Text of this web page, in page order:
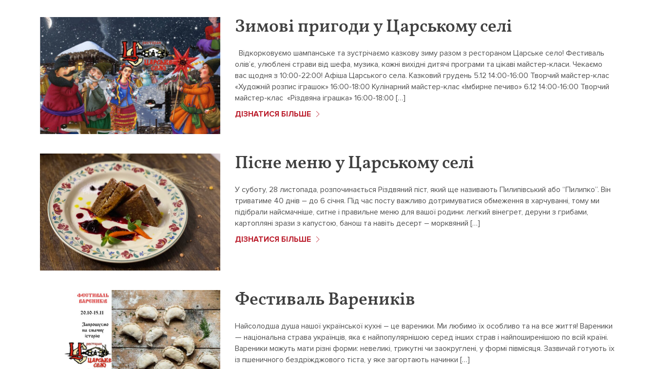
Зимові пригоди у Царському селі
Відкорковуємо шампанське та зустрічаємо казкову зиму разом з рестораном Царське село! Фестиваль
олів’є, улюблені страви від шефа, музика, кожні вихідні дитячі програми та цікаві майстер-класи. Чекаємо
вас щодня з 10:00-22:00! Афіша Царського села. Казковий грудень 5.12 14:00-16:00 Творчий майстер-клас
«Художній розпис іграшок» 16:00-18:00 Кулінарний майстер-клас «Імбирне печиво» 6.12 14:00-16:00 Творчий
майстер-клас «Різдвяна іграшка» 16:00-18:00 […]
ДІЗНАТИСЯ БІЛЬШЕ
Пісне меню у Царському селі
У суботу, 28 листопада, розпочинається Різдвяний піст, який ще називають Пилипівський або “Пилипко”. Він
триватиме 40 днів – до 6 січня. Під час посту важливо дотримуватися обмеження в харчуванні, тому ми
підібрали найсмачніше, ситне і правильне меню для вашої родини: легкий вінегрет, деруни з грибами,
картопляні зрази з капустою, банош та навіть десерт – морквяний […]
ДІЗНАТИСЯ БІЛЬШЕ
Фестиваль Вареників
Найсолодша душа нашої української кухні – це вареники. Ми любимо їх особливо та на все життя! Вареники
— національна страва українців, яка є найпопулярнішою серед інших страв і найпоширенішою по всій країні.
Вареники можуть мати різні форми: невеликі, трикутні чи заокруглені, у формі півмісяця. Зазвичай готують їх
із пшеничного бездріжджового тіста, у яке загортають начинки […]